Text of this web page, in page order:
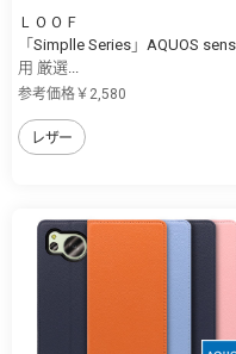
ＬＯＯＦ
「Simplle Series」AQUOS
用 厳選...
参考価格￥2,580
レザー